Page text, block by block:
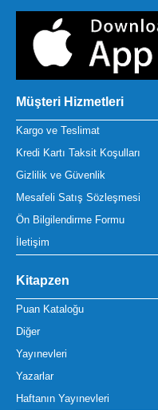
Müşteri Hizmetleri
Kargo ve Teslimat
Kredi Kartı Taksit Koşulları
Gizlilik ve Güvenlik
Mesafeli Satış Sözleşmesi
Ön Bilgilendirme Formu
İletişim
Kitapzen
Puan Kataloğu
Diğer
Yayınevleri
Yazarlar
Haftanın Yayınevleri